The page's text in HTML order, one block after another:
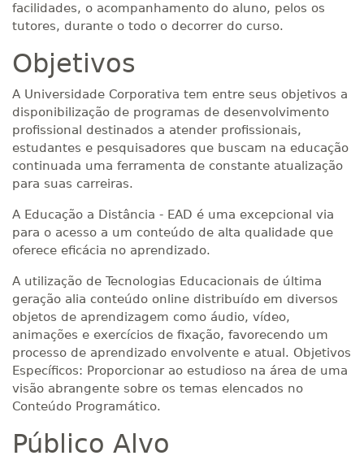
facilidades, o acompanhamento do aluno, pelos os
tutores, durante o todo o decorrer do curso.
Objetivos
A Universidade Corporativa tem entre seus objetivos a
disponibilização de programas de desenvolvimento
profissional destinados a atender profissionais,
estudantes e pesquisadores que buscam na educação
continuada uma ferramenta de constante atualização
para suas carreiras.
A Educação a Distância - EAD é uma excepcional via
para o acesso a um conteúdo de alta qualidade que
oferece eficácia no aprendizado.
A utilização de Tecnologias Educacionais de última
geração alia conteúdo online distribuído em diversos
objetos de aprendizagem como áudio, vídeo,
animações e exercícios de fixação, favorecendo um
processo de aprendizado envolvente e atual. Objetivos
Específicos: Proporcionar ao estudioso na área de uma
visão abrangente sobre os temas elencados no
Conteúdo Programático.
Público Alvo